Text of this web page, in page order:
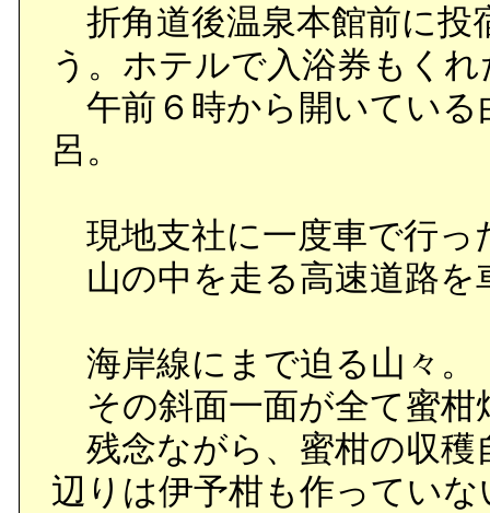
折角道後温泉本館前に投
う。ホテルで入浴券もく
午前６時から開いている
呂。
現地支社に一度車で行っ
山の中を走る高速道路を
海岸線にまで迫る山々。
その斜面一面が全て蜜柑
残念ながら、蜜柑の収穫
辺りは伊予柑も作ってい